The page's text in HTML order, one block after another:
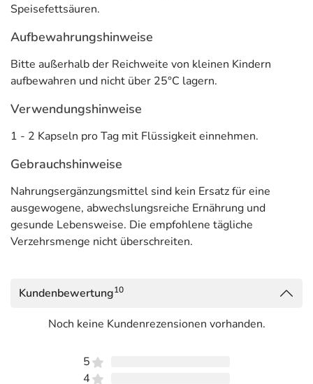
Allergene) sind bei den Lebensmittelangaben als pdf
Speisefettsäuren.
Aufbewahrungshinweise
Bitte außerhalb der Reichweite von kleinen Kindern
aufbewahren und nicht über 25°C lagern.
Verwendungshinweise
1 - 2 Kapseln pro Tag mit Flüssigkeit einnehmen.
Gebrauchshinweise
Nahrungsergänzungsmittel sind kein Ersatz für eine
ausgewogene, abwechslungsreiche Ernährung und
gesunde Lebensweise. Die empfohlene tägliche
Verzehrsmenge nicht überschreiten.
Kundenbewertung10
Noch keine Kundenrezensionen vorhanden.
5
4